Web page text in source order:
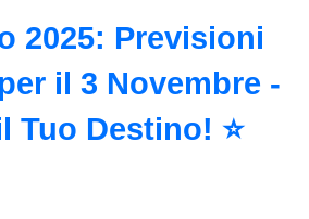
2025: Previsioni
il 3 Novembre -
Tuo Destino! ⭐